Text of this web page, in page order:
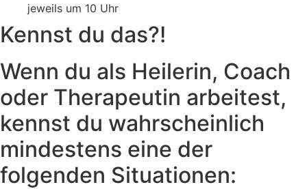
jeweils um 10 Uhr
Kennst du das?!
Wenn du als Heilerin, Coach
oder Therapeutin arbeitest,
kennst du wahrscheinlich
mindestens eine der
folgenden Situationen: